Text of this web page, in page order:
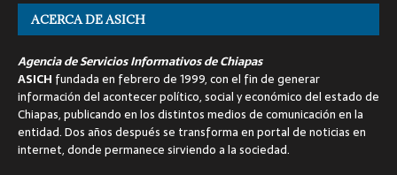
ACERCA DE ASICH
Agencia de Servicios Informativos de Chiapas
ASICH fundada en febrero de 1999, con el fin de generar
información del acontecer político, social y económico del estado de
Chiapas, publicando en los distintos medios de comunicación en la
entidad. Dos años después se transforma en portal de noticias en
internet, donde permanece sirviendo a la sociedad.